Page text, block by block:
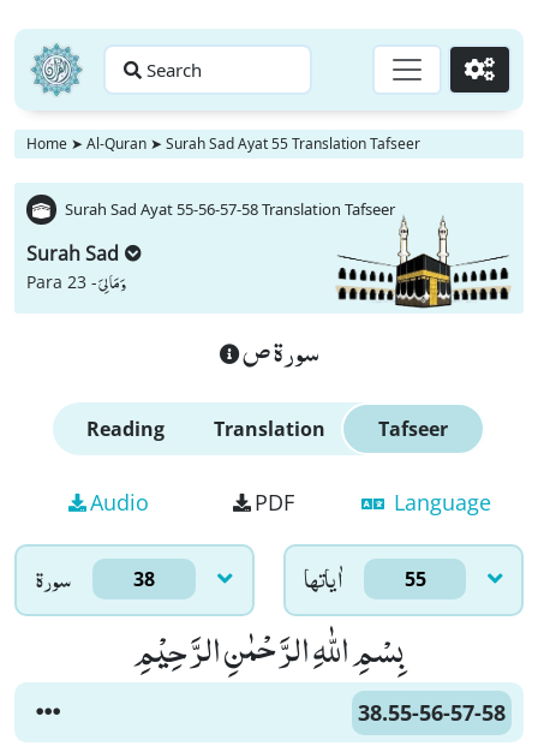
Search Go
Home ➤ Al-Quran ➤ Surah Sad Ayat 55 Translation Tafseer
Surah Sad Ayat 55-56-57-58 Translation Tafseer
Surah Sad
Para 23 -وَ مَا لِیَ
سورة ص
Reading Translation Tafseer
Audio PDF Language
سورۃ 38 اٰياتها 55
بِسْمِ اللّٰهِ الرَّحْمٰنِ الرَّحِیْمِ
38.55-56-57-58